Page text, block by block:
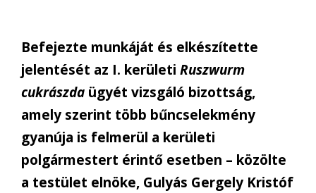
Befejezte munkáját és elkészítette
jelentését az I. kerületi Ruszwurm
cukrászda ügyét vizsgáló bizottság,
amely szerint több bűncselekmény
gyanúja is felmerül a kerületi
polgármestert érintő esetben – közölte
a testület elnöke, Gulyás Gergely Kristóf